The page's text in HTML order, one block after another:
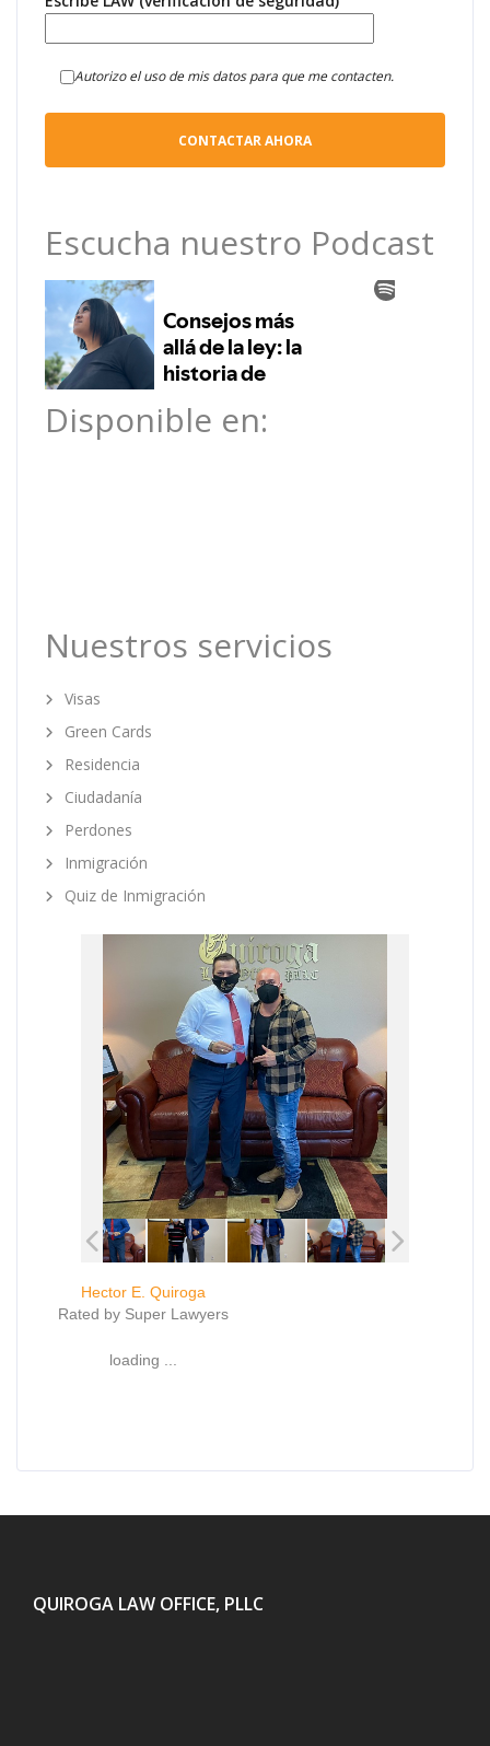
Autorizo el uso de mis datos para que me contacten.
Escucha nuestro Podcast
Disponible en:
Nuestros servicios
Visas
Green Cards
Residencia
Ciudadanía
Perdones
Inmigración
Quiz de Inmigración
Hector E. Quiroga
Rated by Super Lawyers
loading ...
QUIROGA LAW OFFICE, PLLC